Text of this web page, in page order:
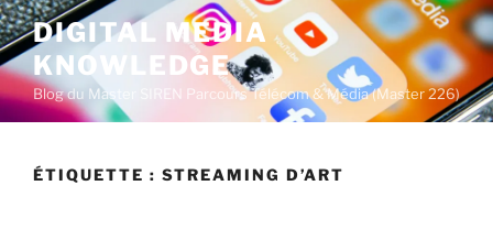
A
l
l
e
r
DIGITAL MEDIA
KNOWLEDGE
Blog du Master SIREN Parcours Télécom & Média (Master 226)
ÉTIQUETTE : STREAMING D’ART